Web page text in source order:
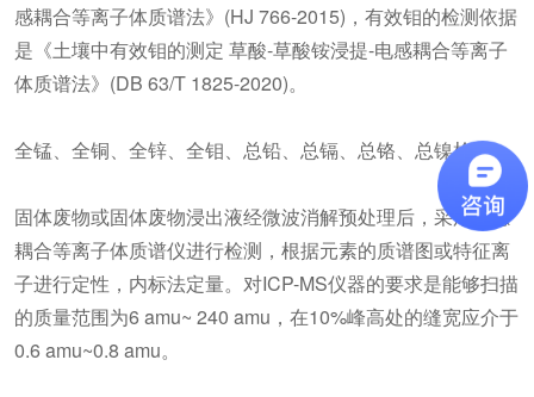
感耦合等离子体质谱法》(HJ 766-2015)，有效钼的检测依据
是《土壤中有效钼的测定 草酸-草酸铵浸提-电感耦合等离子
体质谱法》(DB 63/T 1825-2020)。
全锰、全铜、全锌、全钼、总铅、总镉、总铬、总镍检测
固体废物或固体废物浸出液经微波消解预处理后，采用电感
耦合等离子体质谱仪进行检测，根据元素的质谱图或特征离
子进行定性，内标法定量。对ICP-MS仪器的要求是能够扫描
的质量范围为6 amu~ 240 amu，在10%峰高处的缝宽应介于
0.6 amu~0.8 amu。